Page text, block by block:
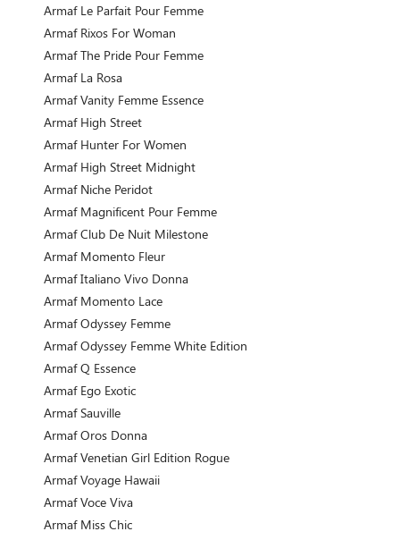
Armaf Le Parfait Pour Femme
Armaf Rixos For Woman
Armaf The Pride Pour Femme
Armaf La Rosa
Armaf Vanity Femme Essence
Armaf High Street
Armaf Hunter For Women
Armaf High Street Midnight
Armaf Niche Peridot
Armaf Magnificent Pour Femme
Armaf Club De Nuit Milestone
Armaf Momento Fleur
Armaf Italiano Vivo Donna
Armaf Momento Lace
Armaf Odyssey Femme
Armaf Odyssey Femme White Edition
Armaf Q Essence
Armaf Ego Exotic
Armaf Sauville
Armaf Oros Donna
Armaf Venetian Girl Edition Rogue
Armaf Voyage Hawaii
Armaf Voce Viva
Armaf Miss Chic